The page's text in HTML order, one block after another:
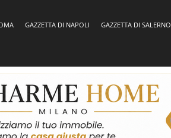
GAZZETTA DI NAPOLI GAZZETTA DI SALERNO